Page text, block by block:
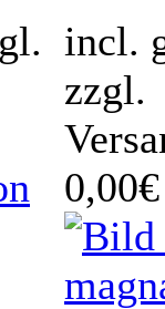
incl.
zzgl.
0,00€